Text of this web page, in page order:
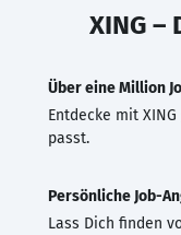
XING –
Über eine Million
Entdecke mit
passt.
Persönliche Job-
Lass Dich finden